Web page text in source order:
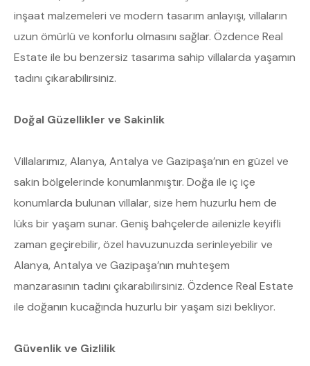
inşaat malzemeleri ve modern tasarım anlayışı, villaların
uzun ömürlü ve konforlu olmasını sağlar. Özdence Real
Estate ile bu benzersiz tasarıma sahip villalarda yaşamın
tadını çıkarabilirsiniz.
Doğal Güzellikler ve Sakinlik
Villalarımız, Alanya, Antalya ve Gazipaşa’nın en güzel ve
sakin bölgelerinde konumlanmıştır. Doğa ile iç içe
konumlarda bulunan villalar, size hem huzurlu hem de
lüks bir yaşam sunar. Geniş bahçelerde ailenizle keyifli
zaman geçirebilir, özel havuzunuzda serinleyebilir ve
Alanya, Antalya ve Gazipaşa’nın muhteşem
manzarasının tadını çıkarabilirsiniz. Özdence Real Estate
ile doğanın kucağında huzurlu bir yaşam sizi bekliyor.
Güvenlik ve Gizlilik